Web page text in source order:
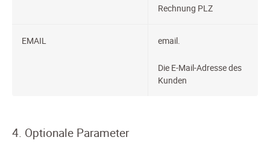
Rechnung PLZ
EMAIL email.
Die E-Mail-Adresse des
Kunden
4. Optionale Parameter